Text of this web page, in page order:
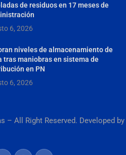
de residuos en 17 meses de
6, 2026
niveles de almacenamiento de
tras maniobras en sistema de
en PN
6, 2026
– All Right Reserved. Developed by